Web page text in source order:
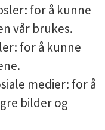
for å kunne
vår brukes.
for å kunne
medier: for å
bilder og